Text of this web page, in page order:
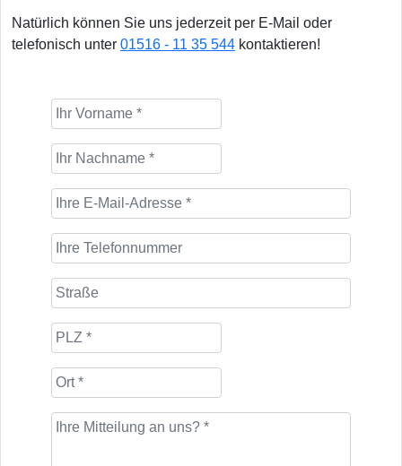
Natürlich können Sie uns jederzeit per E-Mail oder
telefonisch unter 01516 - 11 35 544 kontaktieren!